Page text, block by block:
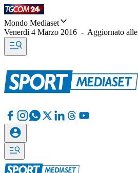
Mondo Mediaset
Venerdì 4 Marzo 2016 - Aggiornato alle